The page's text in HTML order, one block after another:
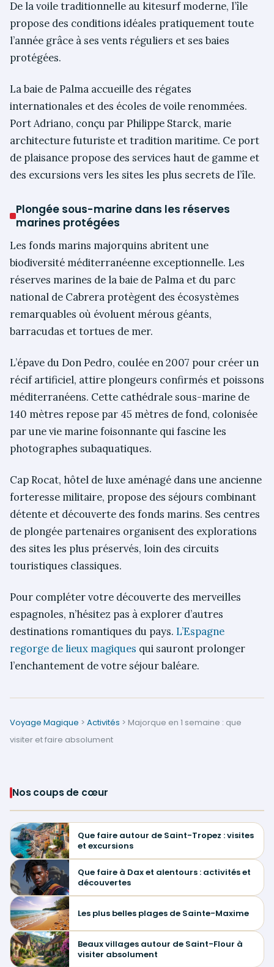
De la voile traditionnelle au kitesurf moderne, l’île
propose des conditions idéales pratiquement toute
l’année grâce à ses vents réguliers et ses baies
protégées.
La baie de Palma accueille des régates
internationales et des écoles de voile renommées.
Port Adriano, conçu par Philippe Starck, marie
architecture futuriste et tradition maritime. Ce port
de plaisance propose des services haut de gamme et
des excursions vers les sites les plus secrets de l’île.
Plongée sous-marine dans les réserves
marines protégées
Les fonds marins majorquins abritent une
biodiversité méditerranéenne exceptionnelle. Les
réserves marines de la baie de Palma et du parc
national de Cabrera protègent des écosystèmes
remarquables où évoluent mérous géants,
barracudas et tortues de mer.
L’épave du Don Pedro, coulée en 2007 pour créer un
récif artificiel, attire plongeurs confirmés et poissons
méditerranéens. Cette cathédrale sous-marine de
140 mètres repose par 45 mètres de fond, colonisée
par une vie marine foisonnante qui fascine les
photographes subaquatiques.
Cap Rocat, hôtel de luxe aménagé dans une ancienne
forteresse militaire, propose des séjours combinant
détente et découverte des fonds marins. Ses centres
de plongée partenaires organisent des explorations
des sites les plus préservés, loin des circuits
touristiques classiques.
Pour compléter votre découverte des merveilles
espagnoles, n’hésitez pas à explorer d’autres
destinations romantiques du pays. L’Espagne
regorge de lieux magiques qui sauront prolonger
l’enchantement de votre séjour baléare.
Voyage Magique > Activités > Majorque en 1 semaine : que
visiter et faire absolument
Nos coups de cœur
Que faire autour de Saint-Tropez : visites
et excursions
Que faire à Dax et alentours : activités et
découvertes
Les plus belles plages de Sainte-Maxime
Beaux villages autour de Saint-Flour à
visiter absolument